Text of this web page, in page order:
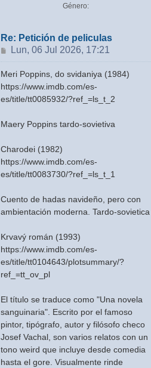
Género:
Re: Petición de peliculas
Mensaje
Lun, 06 Jul 2026, 17:21
Meri Poppins, do svidaniya (1984)
https://www.imdb.com/es-
es/title/tt0085932/?ref_=ls_t_2
Maery Poppins tardo-sovietiva
Charodei (1982)
https://www.imdb.com/es-
es/title/tt0083730/?ref_=ls_t_1
Cuento de hadas navideño, pero con
ambientación moderna. Tardo-sovietica
Krvavý román (1993)
https://www.imdb.com/es-
es/title/tt0104643/plotsummary/?
ref_=tt_ov_pl
El título se traduce como "Una novela
sanguinaria". Escrito por el famoso
pintor, tipógrafo, autor y filósofo checo
Josef Vachal, son varios relatos con un
tono weird que incluye desde comedia
hasta el gore. Visualmente rinde